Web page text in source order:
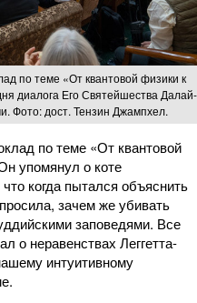
по теме «От квантовой физики к
диалога Его Святейшества Далай-
Фото: дост. Тензин Джампхел.
по теме «От квантовой
упомянул о коте
когда пытался объяснить
зачем же убивать
заповедями. Все
о неравенствах Леггетта-
интуитивному